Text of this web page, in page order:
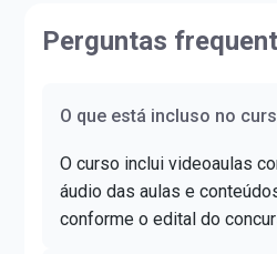
Superior pela FAG e mestra em
Letras pela UNIOESTE. Obteve
nível C1.
Perguntas
O que está incluso no
O curso inclui videoaulas
áudio das aulas e
conforme o edital do